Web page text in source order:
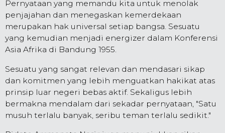
Pernyataan yang memandu kita untuk menolak
penjajahan dan menegaskan kemerdekaan
merupakan hak universal setiap bangsa. Sesuatu
yang kemudian menjadi energizer dalam Konferensi
Asia Afrika di Bandung 1955.
Sesuatu yang sangat relevan dan mendasari sikap
dan komitmen yang lebih menguatkan hakikat atas
prinsip luar negeri bebas aktif. Sekaligus lebih
bermakna mendalam dari sekadar pernyataan, "Satu
musuh terlalu banyak, seribu teman terlalu sedikit."